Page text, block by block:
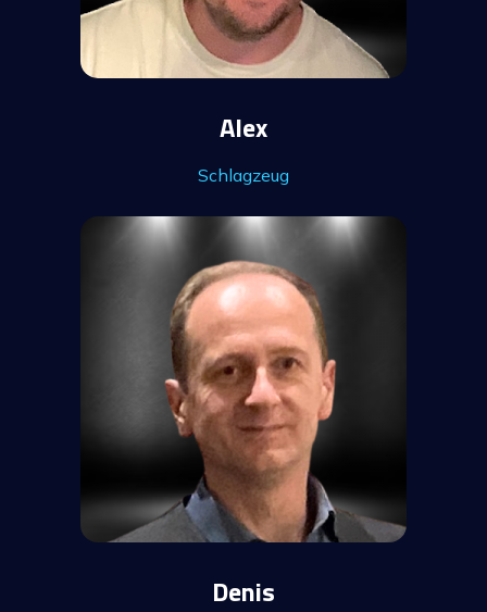
Alex
Schlagzeug
Denis